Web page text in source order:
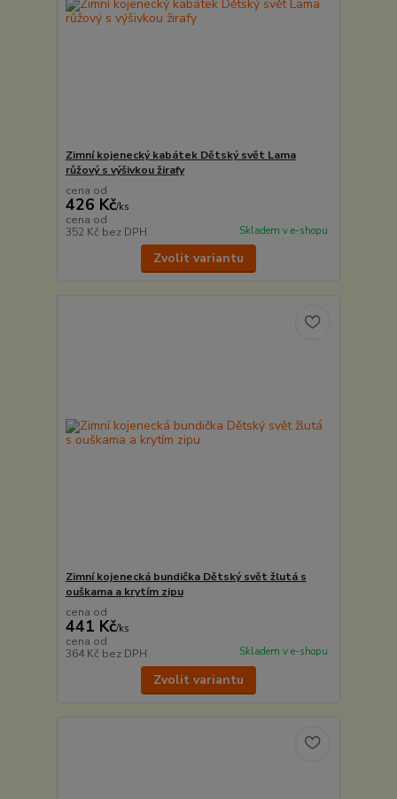
Zimní kojenecký kabátek Dětský svět Lama
růžový s výšivkou žirafy
cena od
426 Kč/ks
cena od
352 Kč bez DPH Skladem v e-shopu
Zvolit variantu
Zimní kojenecká bundička Dětský svět žlutá s
ouškama a krytím zipu
cena od
441 Kč/ks
cena od
364 Kč bez DPH Skladem v e-shopu
Zvolit variantu